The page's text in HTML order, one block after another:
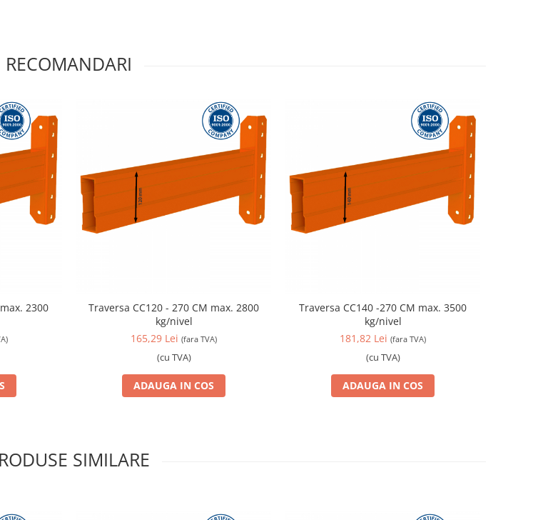
RECOMANDARI
Traversa CC120 - 270 CM max. 2800
kg/nivel
165,29 Lei (fara TVA)
(cu TVA)
ADAUGA IN COS
Traversa CC140 -270 CM max. 3500
kg/nivel
181,82 Lei (fara TVA)
(cu TVA)
ADAUGA IN COS
SIMILARE